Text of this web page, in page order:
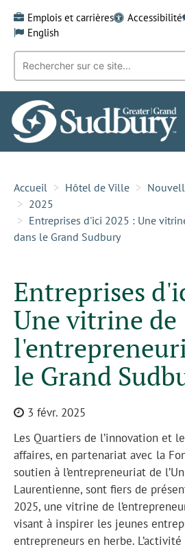
content
Emplois et carrières Accessibilité
English
Recherche
mot-
clé:
Accueil Hôtel de Ville
2025
Entreprises d'ici 2025 : Une
dans le Grand Sudbury
Entreprises
Une vitrine de
le Grand
3 févr. 2025
Les Quartiers de l’innovation et
affaires, en partenariat avec la
soutien à l’entrepreneuriat de
Laurentienne, sont fiers de
2025, une vitrine de
visant à inspirer les jeunes
entrepreneurs en herbe.